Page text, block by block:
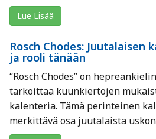
Lue Lisää
Rosch Chodes: Juutalaisen
ja rooli tänään
“Rosch Chodes” on
tarkoittaa kuunkiertojen
kalenteria. Tämä perinteinen
merkittävä osa juutalaista